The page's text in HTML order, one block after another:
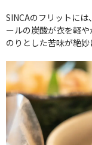
SINCAのフリットに
ールの炭酸が衣を軽
のりとした苦味が絶妙